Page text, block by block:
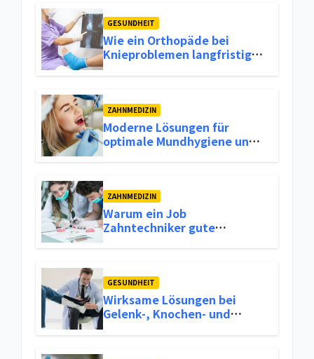
GESUNDHEIT
Wie ein Orthopäde bei
Knieproblemen langfristige
ZAHNMEDIZIN
Moderne Lösungen für
optimale Mundhygiene und
ZAHNMEDIZIN
Warum ein Job
Zahntechniker gute
GESUNDHEIT
Wirksame Lösungen bei
Gelenk-, Knochen- und